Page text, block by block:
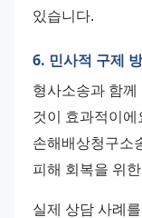
있습니다.
6. 민사적 구제
형사소송과 함
것이 효과적이
손해배상청구소
피해 회복을 위
실제 상담 사례